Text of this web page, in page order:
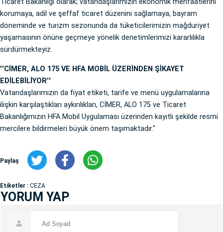
Ticaret Bakanlığı olarak; vatandaşlarımızın ekonomik menfaatlerini
korumaya, adil ve şeffaf ticaret düzenini sağlamaya, bayram
döneminde ve turizm sezonunda da tüketicilerimizin mağduriyet
yaşamasının önüne geçmeye yönelik denetimlerimizi kararlılıkla
sürdürmekteyiz.
''CİMER, ALO 175 VE HFA MOBİL ÜZERİNDEN ŞİKAYET
EDİLEBİLİYOR''
Vatandaşlarımızın da fiyat etiketi, tarife ve menü uygulamalarına
ilişkin karşılaştıkları aykırılıkları, CİMER, ALO 175 ve Ticaret
Bakanlığımızın HFA Mobil Uygulaması üzerinden kayıtlı şekilde resmi
mercilere bildirmeleri büyük önem taşımaktadır."
Paylaş
Etiketler : CEZA
YORUM YAP